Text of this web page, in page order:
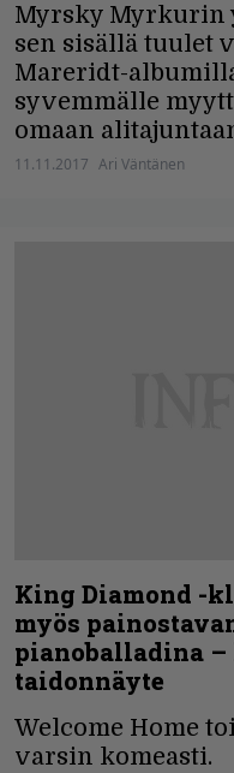
Myrsky Myrkurin
sen sisällä tuulet
Mareridt-
syvemmälle
omaan
11.11.2017 Ari Väntänen
King Diamond -
myös
pianoballadina
taidonnäyte
Welcome Home
varsin komeasti.